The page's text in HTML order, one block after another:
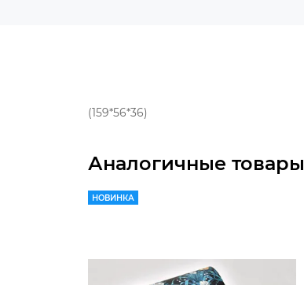
(159*56*36)
Аналогичные товары
НОВИНКА